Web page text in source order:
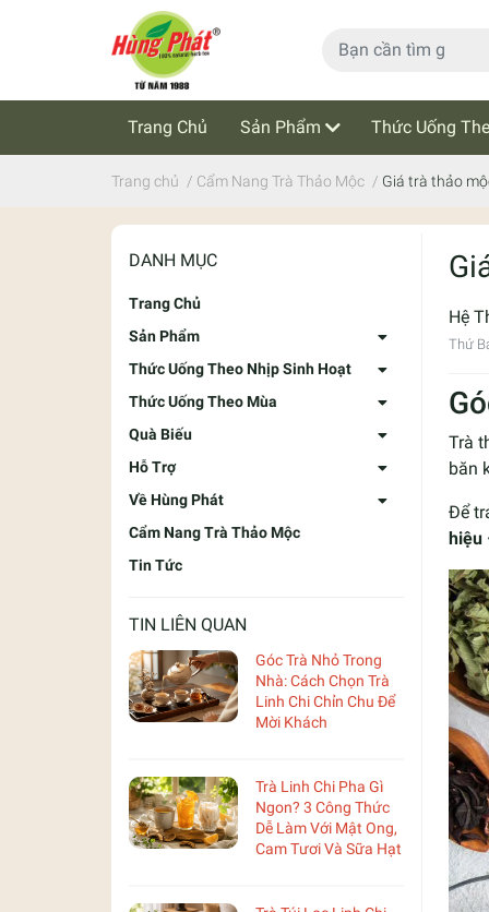
Trang Chủ Sản Phẩm Thức Uống
Cẩm Nang Trà Thảo Mộc Tin Tức
Trang chủ / Cẩm Nang Trà Thảo Mộc / Giá trà thảo
DANH MỤC
Trang Chủ
Sản Phẩm
Thức Uống Theo Nhịp Sinh Hoạt
Thức Uống Theo Mùa
Quà Biếu
Hỗ Trợ
Về Hùng Phát
Cẩm Nang Trà Thảo Mộc
Tin Tức
TIN LIÊN QUAN
Góc Trà Nhỏ Trong
Nhà: Cách Chọn Trà
Linh Chi Chỉn Chu Để
Mời Khách
Trà Linh Chi Pha Gì
Ngon? 3 Công Thức
Dễ Làm Với Mật Ong,
Cam Tươi Và Sữa Hạt
Hệ
Thứ
Trà
băn
Để
hiệu